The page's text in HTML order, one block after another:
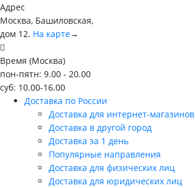
Адрес
Москва, Башиловская,
дом 12. На карте→
Время (Москва)
пон-пятн: 9.00 - 20.00
суб: 10.00-16.00
Доставка по России
Доставка для интернет-магазинов
Доставка в другой город
Доставка за 1 день
Популярные направления
Доставка для физических лиц
Доставка для юридических лиц